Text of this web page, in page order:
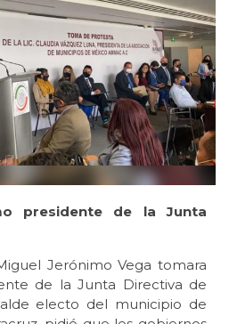
presidente de la Junta
Jerónimo Vega tomara
de la Junta Directiva de
electo del municipio de